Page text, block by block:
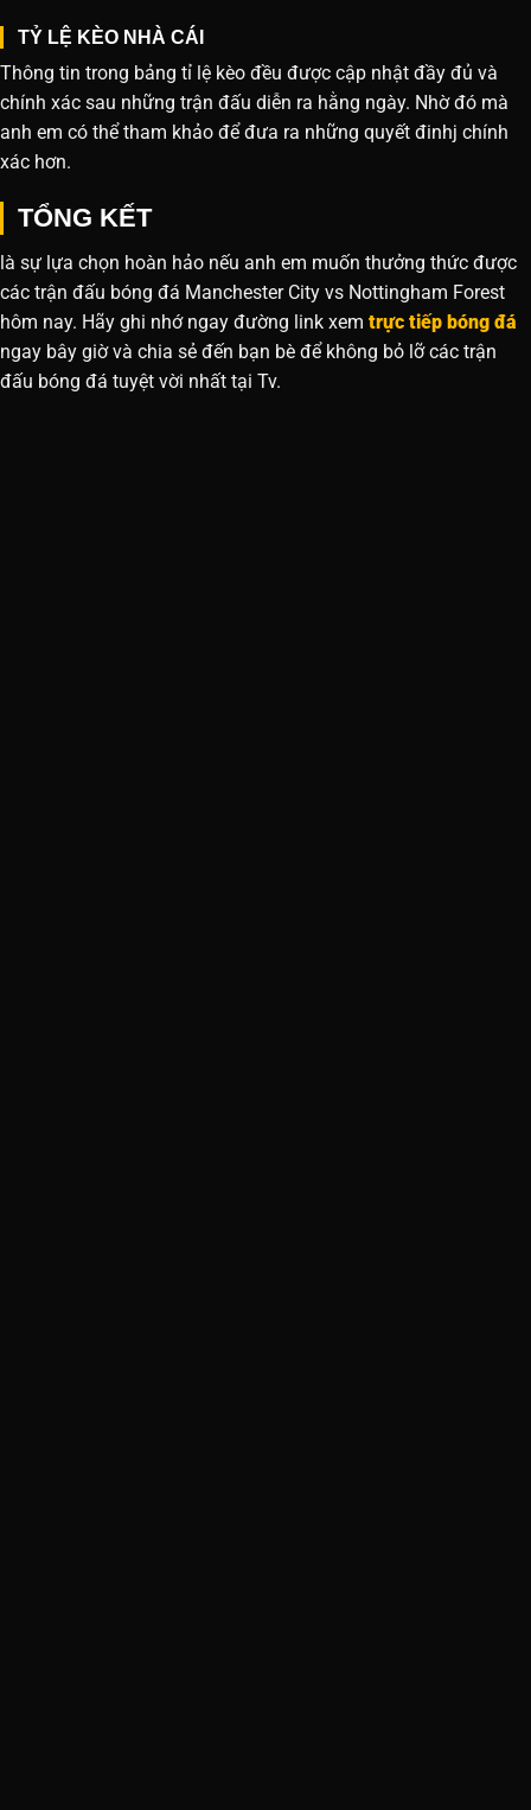
TỶ LỆ KÈO NHÀ CÁI
Thông tin trong bảng tỉ lệ kèo đều được cập nhật đầy đủ và
chính xác sau những trận đấu diễn ra hằng ngày. Nhờ đó mà
anh em có thể tham khảo để đưa ra những quyết đinhj chính
xác hơn.
TỔNG KẾT
là sự lựa chọn hoàn hảo nếu anh em muốn thưởng thức được
các trận đấu bóng đá Manchester City vs Nottingham Forest
hôm nay. Hãy ghi nhớ ngay đường link xem trực tiếp bóng đá
ngay bây giờ và chia sẻ đến bạn bè để không bỏ lỡ các trận
đấu bóng đá tuyệt vời nhất tại Tv.